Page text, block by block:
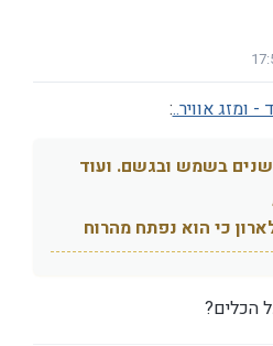
- ומזג אוויר..:
בשמש ובגשם. ועוד
כי הוא נפתח מהרוח
הכלים?